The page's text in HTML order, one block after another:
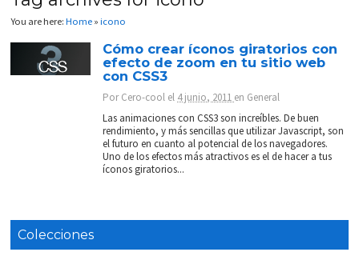
You are here:Home »icono
Cómo crear íconos giratorios con
efecto de zoom en tu sitio web
con CSS3
PorCero-cool el 4 junio, 2011 en General
Las animaciones con CSS3 son increíbles. De buen
rendimiento, y más sencillas que utilizar Javascript, son
el futuro en cuanto al potencial de los navegadores.
Uno de los efectos más atractivos es el de hacer a tus
íconos giratorios...
Colecciones